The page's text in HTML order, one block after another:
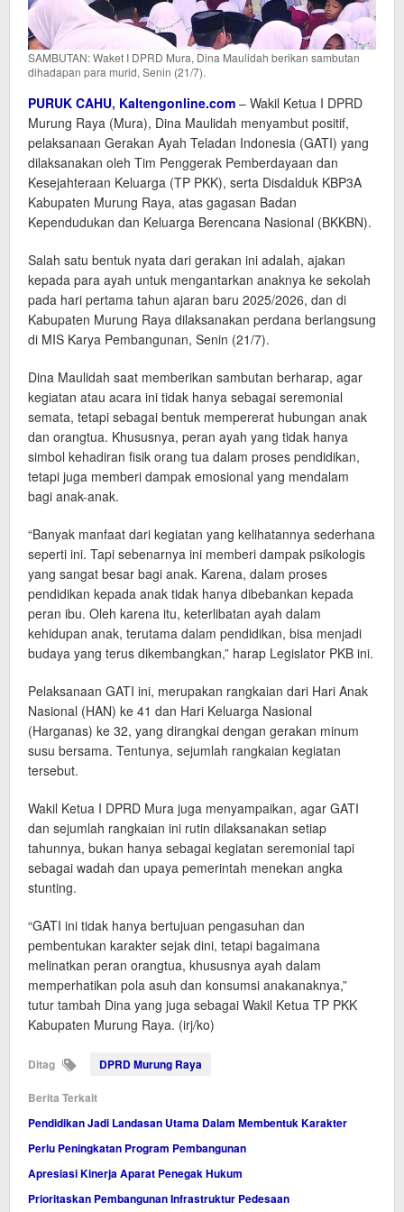
SAMBUTAN: Waket I DPRD Mura, Dina Maulidah berikan sambutan
dihadapan para murid, Senin (21/7).
PURUK CAHU, Kaltengonline.com – Wakil Ketua I DPRD
Murung Raya (Mura), Dina Maulidah menyambut positif,
pelaksanaan Gerakan Ayah Teladan Indonesia (GATI) yang
dilaksanakan oleh Tim Penggerak Pemberdayaan dan
Kesejahteraan Keluarga (TP PKK), serta Disdalduk KBP3A
Kabupaten Murung Raya, atas gagasan Badan
Kependudukan dan Keluarga Berencana Nasional (BKKBN).
Salah satu bentuk nyata dari gerakan ini adalah, ajakan
kepada para ayah untuk mengantarkan anaknya ke sekolah
pada hari pertama tahun ajaran baru 2025/2026, dan di
Kabupaten Murung Raya dilaksanakan perdana berlangsung
di MIS Karya Pembangunan, Senin (21/7).
Dina Maulidah saat memberikan sambutan berharap, agar
kegiatan atau acara ini tidak hanya sebagai seremonial
semata, tetapi sebagai bentuk mempererat hubungan anak
dan orangtua. Khususnya, peran ayah yang tidak hanya
simbol kehadiran fisik orang tua dalam proses pendidikan,
tetapi juga memberi dampak emosional yang mendalam
bagi anak-anak.
“Banyak manfaat dari kegiatan yang kelihatannya sederhana
seperti ini. Tapi sebenarnya ini memberi dampak psikologis
yang sangat besar bagi anak. Karena, dalam proses
pendidikan kepada anak tidak hanya dibebankan kepada
peran ibu. Oleh karena itu, keterlibatan ayah dalam
kehidupan anak, terutama dalam pendidikan, bisa menjadi
budaya yang terus dikembangkan,” harap Legislator PKB ini.
Pelaksanaan GATI ini, merupakan rangkaian dari Hari Anak
Nasional (HAN) ke 41 dan Hari Keluarga Nasional
(Harganas) ke 32, yang dirangkai dengan gerakan minum
susu bersama. Tentunya, sejumlah rangkaian kegiatan
tersebut.
Wakil Ketua I DPRD Mura juga menyampaikan, agar GATI
dan sejumlah rangkaian ini rutin dilaksanakan setiap
tahunnya, bukan hanya sebagai kegiatan seremonial tapi
sebagai wadah dan upaya pemerintah menekan angka
stunting.
“GATI ini tidak hanya bertujuan pengasuhan dan
pembentukan karakter sejak dini, tetapi bagaimana
melinatkan peran orangtua, khususnya ayah dalam
memperhatikan pola asuh dan konsumsi anakanaknya,”
tutur tambah Dina yang juga sebagai Wakil Ketua TP PKK
Kabupaten Murung Raya. (irj/ko)
Ditag DPRD Murung Raya
Berita Terkait
Pendidikan Jadi Landasan Utama Dalam Membentuk Karakter
Perlu Peningkatan Program Pembangunan
Apresiasi Kinerja Aparat Penegak Hukum
Prioritaskan Pembangunan Infrastruktur Pedesaan